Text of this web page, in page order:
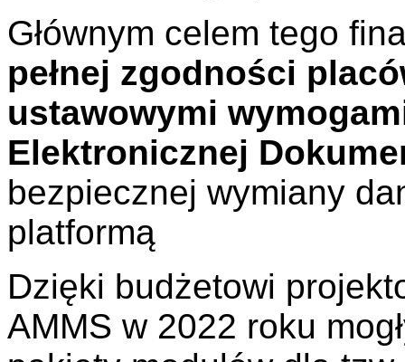
Głównym celem tego
pełnej zgodności
ustawowymi
Elektronicznej
bezpiecznej wymiany
platformą
Dzięki budżetowi
AMMS w 2022 roku